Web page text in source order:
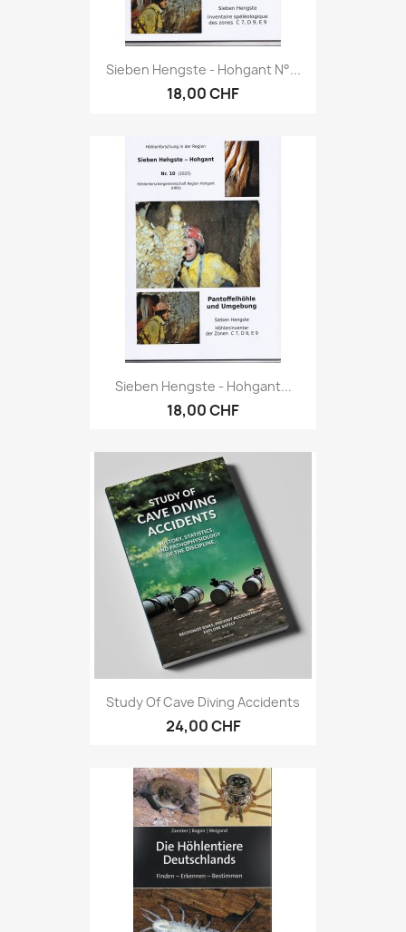
Sieben Hengste - Hohgant N°...
18,00 CHF
Sieben Hengste - Hohgant...
18,00 CHF
Study Of Cave Diving Accidents
24,00 CHF